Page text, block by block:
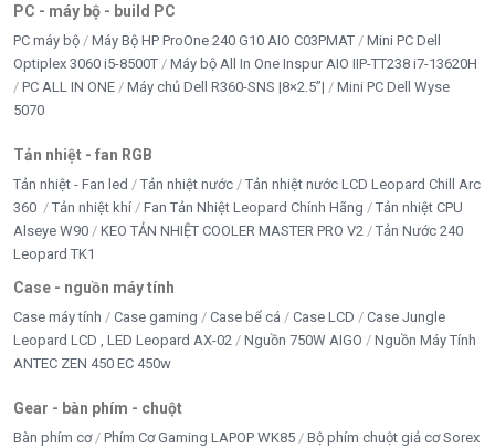
PC - máy bộ - build PC
PC máy bộ Máy Bộ HP ProOne 240 G10 AIO C03PMAT
Mini PC Dell
Optiplex 3060 i5-8500T
Máy bộ All In One Inspur AIO IIP-TT238 i7-13620H
PC ALL IN ONE
Máy chủ Dell R360-SNS |8×2.5”|
Mini PC Dell Wyse
5070
Tản nhiệt - fan RGB
Tản nhiệt - Fan led Tản nhiệt nước
Tản nhiệt nước LCD Leopard Chill Arc
360
Tản nhiệt khí Fan Tản Nhiệt Leopard Chính Hãng
Tản nhiệt CPU
Alseye W90
KEO TẢN NHIỆT COOLER MASTER PRO V2
Tản Nước 240
Leopard TK1
Case - nguồn máy tính
Case máy tính Case gaming Case bể cá Case LCD
Case Jungle
Leopard LCD , LED Leopard AX-02
Nguồn 750W AIGO
Nguồn Máy Tính
ANTEC ZEN 450 EC 450w
Gear - bàn phím - chuột
Bàn phím cơ Phím Cơ Gaming LAPOP WK85
Bộ phím chuột giả cơ Sorex